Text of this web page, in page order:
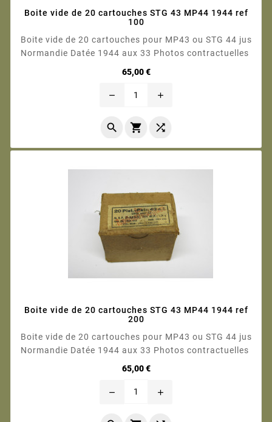
Boite vide de 20 cartouches STG 43 MP44 1944 ref
100
Boite vide de 20 cartouches pour MP43 ou STG 44 jus
Normandie Datée 1944 aux 33 Photos contractuelles
65,00 €Prix
remove add
  
Boite vide de 20 cartouches STG 43 MP44 1944 ref
200
Boite vide de 20 cartouches pour MP43 ou STG 44 jus
Normandie Datée 1944 aux 33 Photos contractuelles
65,00 €Prix
remove add